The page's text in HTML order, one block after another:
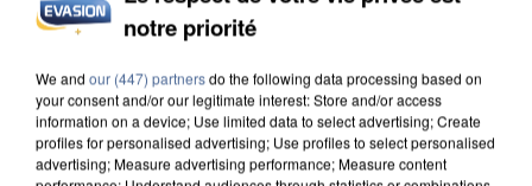
notre priorité
We and our (447) partnersdo the following data processing based on
your consent and/or our legitimate interest: Store and/or access
information on a device; Use limited data to select advertising; Create
profiles for personalised advertising; Use profiles to select personalised
advertising; Measure advertising performance; Measure content